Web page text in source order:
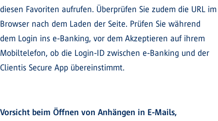
diesen Favoriten aufrufen. Überprüfen Sie zudem die URL im
Browser nach dem Laden der Seite. Prüfen Sie während
dem Login ins e-Banking, vor dem Akzeptieren auf ihrem
Mobiltelefon, ob die Login-ID zwischen e-Banking und der
Clientis Secure App übereinstimmt.
Vorsicht beim Öffnen von Anhängen in E-Mails,